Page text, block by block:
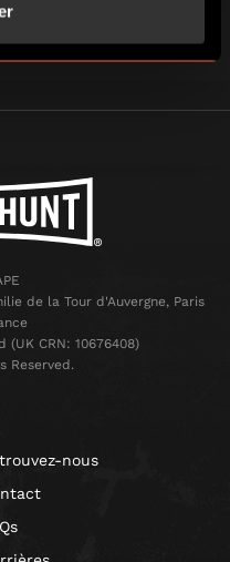
de la Tour d'Auvergne, Paris
CRN: 10676408)
Reserved.
nous